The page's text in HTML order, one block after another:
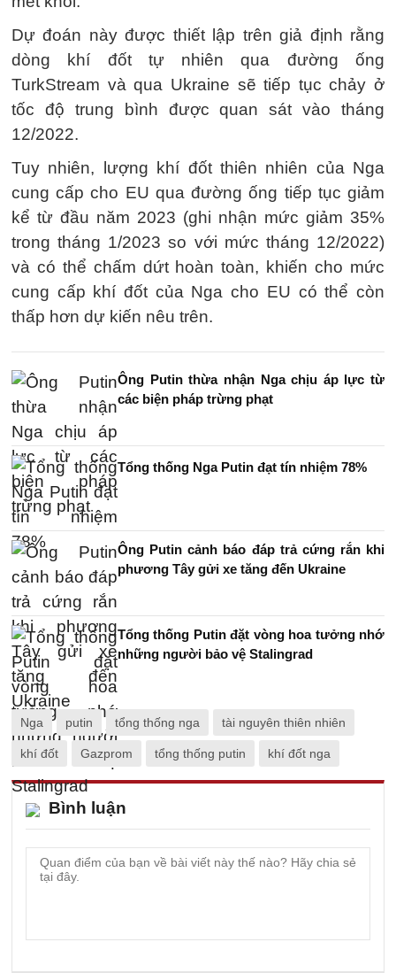
Dự đoán này được thiết lập trên giả định rằng
dòng khí đốt tự nhiên qua đường ống
TurkStream và qua Ukraine sẽ tiếp tục chảy ở
tốc độ trung bình được quan sát vào tháng
12/2022.
Tuy nhiên, lượng khí đốt thiên nhiên của Nga
cung cấp cho EU qua đường ống tiếp tục giảm
kể từ đầu năm 2023 (ghi nhận mức giảm 35%
trong tháng 1/2023 so với mức tháng 12/2022)
và có thể chấm dứt hoàn toàn, khiến cho mức
cung cấp khí đốt của Nga cho EU có thể còn
thấp hơn dự kiến nêu trên.
Ông Putin thừa nhận Nga chịu áp lực từ
các biện pháp trừng phạt
Tổng thống Nga Putin đạt tín nhiệm 78%
Ông Putin cảnh báo đáp trả cứng rắn khi
phương Tây gửi xe tăng đến Ukraine
Tổng thống Putin đặt vòng hoa tưởng nhớ
những người bảo vệ Stalingrad
Nga putin tổng thống nga tài nguyên thiên nhiên
khí đốt Gazprom tổng thống putin khí đốt nga
Bình luận